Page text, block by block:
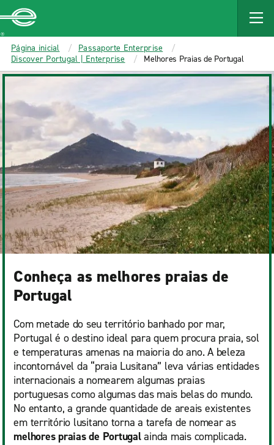
MAIN
CONTENT
Enterprise
Página inicial
Passaporte Enterprise
Discover Portugal | Enterprise
Melhores Praias de Portugal
Conheça as melhores praias de
Portugal
Com metade do seu território banhado por mar,
Portugal é o destino ideal para quem procura praia, sol
e temperaturas amenas na maioria do ano. A beleza
incontornável da “praia Lusitana” leva várias entidades
internacionais a nomearem algumas praias
portuguesas como algumas das mais belas do mundo.
No entanto, a grande quantidade de areais existentes
em território lusitano torna a tarefa de nomear as
melhores praias de Portugalainda mais complicada.